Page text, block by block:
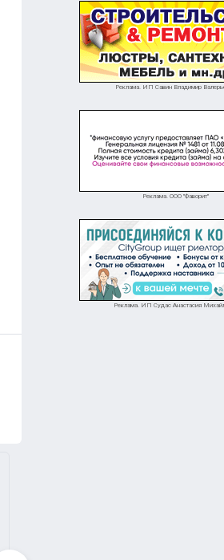
Реклама. ИП Савин Владимир
Реклама. ООО "Фаворит"
Реклама. ИП Судас Анастасия